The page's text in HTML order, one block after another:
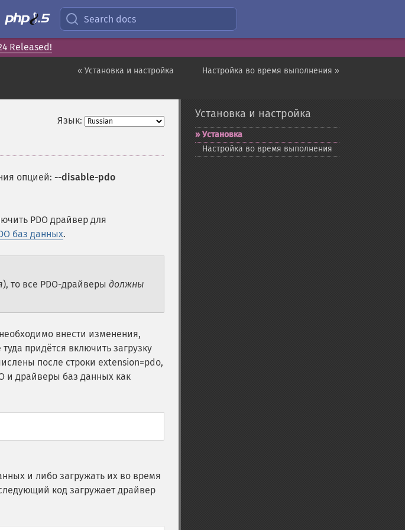
Search docs
Released!
Настройка во время выполнения »
« Установка и настройка
Язык:
опцией: --disable-pdo
PDO драйвер для
баз данных.
), то все PDO-драйверы должны
внести изменения,
придётся включить загрузку
после строки extension=pdo,
и драйверы баз данных как
и либо загружать их во время
код загружает драйвер
Установка и настройка
Установка
Настройка во время выполнения